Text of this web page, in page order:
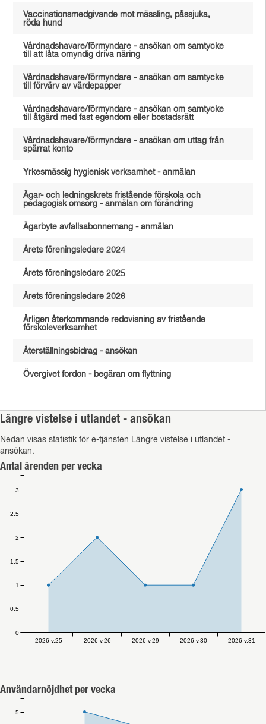
Vaccinationsmedgivande mot mässling, påssjuka,
röda hund
Vårdnadshavare/förmyndare - ansökan om samtycke
till att låta omyndig driva näring
Vårdnadshavare/förmyndare - ansökan om samtycke
till förvärv av värdepapper
Vårdnadshavare/förmyndare - ansökan om samtycke
till åtgärd med fast egendom eller bostadsrätt
Vårdnadshavare/förmyndare - ansökan om uttag från
spärrat konto
Yrkesmässig hygienisk verksamhet - anmälan
Ägar- och ledningskrets fristående förskola och
pedagogisk omsorg - anmälan om förändring
Ägarbyte avfallsabonnemang - anmälan
Årets föreningsledare 2024
Årets föreningsledare 2025
Årets föreningsledare 2026
Årligen återkommande redovisning av fristående
förskoleverksamhet
Återställningsbidrag - ansökan
Övergivet fordon - begäran om flyttning
Längre vistelse i utlandet - ansökan
Nedan visas statistik för e-tjänsten Längre vistelse i utlandet -
ansökan.
Antal ärenden per vecka
2026 v.25 2026 v.26 2026 v.29 2026 v.30 2026 v.31
0
0.5
1
1.5
2
2.5
3
Användarnöjdhet per vecka
5